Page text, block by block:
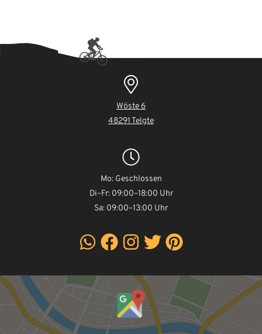
Wöste 6
48291 Telgte
Mo: Geschlossen
Di–Fr: 09:00–18:00 Uhr
Sa: 09:00–13:00 Uhr
Inhalt
von
Google